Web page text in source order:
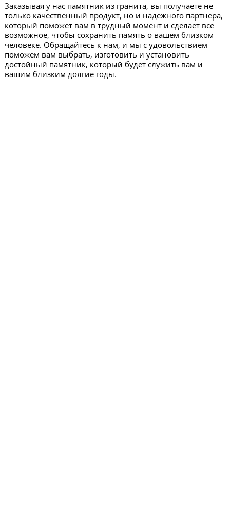
Заказывая у нас памятник из гранита, вы получаете не
только качественный продукт, но и надежного партнера,
который поможет вам в трудный момент и сделает все
возможное, чтобы сохранить память о вашем близком
человеке. Обращайтесь к нам, и мы с удовольствием
поможем вам выбрать, изготовить и установить
достойный памятник, который будет служить вам и
вашим близким долгие годы.